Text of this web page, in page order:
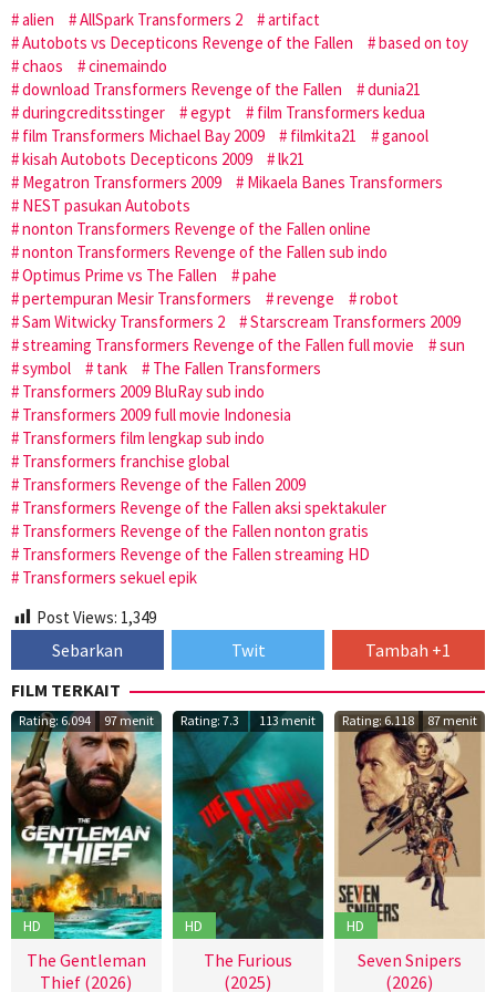
alien AllSpark Transformers 2
artifact
Autobots vs Decepticons Revenge of the Fallen
based on toy
chaos
cinemaindo
download Transformers Revenge of the Fallen
dunia21
duringcreditsstinger
egypt
film Transformers kedua
film Transformers Michael Bay 2009
filmkita21
ganool
kisah Autobots Decepticons 2009
lk21
Megatron Transformers 2009
Mikaela Banes Transformers
NEST pasukan Autobots
nonton Transformers Revenge of the Fallen online
nonton Transformers Revenge of the Fallen sub indo
Optimus Prime vs The Fallen
pahe
pertempuran Mesir Transformers
revenge
robot
Sam Witwicky Transformers 2
Starscream Transformers 2009
streaming Transformers Revenge of the Fallen full movie
sun
symbol
tank
The Fallen Transformers
Transformers 2009 BluRay sub indo
Transformers 2009 full movie Indonesia
Transformers film lengkap sub indo
Transformers franchise global
Transformers Revenge of the Fallen 2009
Transformers Revenge of the Fallen aksi spektakuler
Transformers Revenge of the Fallen nonton gratis
Transformers Revenge of the Fallen streaming HD
Transformers sekuel epik
Post Views: 1,349
Sebarkan Twit
Tambah +1
FILM TERKAIT
Rating: 6.094 97 menit
HD
The Gentleman
Thief (2026)
Rating: 7.3 113 menit
HD
The Furious
(2025)
Rating: 6.118 87 menit
HD
Seven Snipers
(2026)